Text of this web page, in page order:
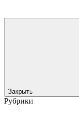
Закрыть
Рубрики